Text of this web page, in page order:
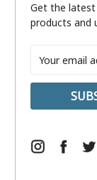
Get the
products and
Address